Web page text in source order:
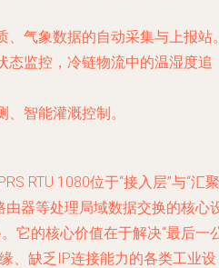
、气象数据的自动采集与上报站
态监控，冷链物流中的温湿度追
、智能灌溉控制。
RTU 1080位于“接入层”与“汇聚
由器等处理局域数据交换的核心
它的核心价值在于解决“最后一
、缺乏IP连接能力的各类工业设